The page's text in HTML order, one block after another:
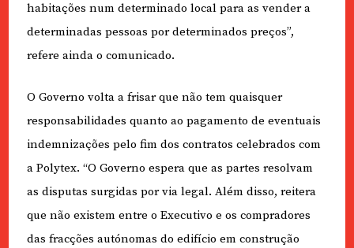
habitações num determinado local para as vender a
determinadas pessoas por determinados preços”,
refere ainda o comunicado.
O Governo volta a frisar que não tem quaisquer
responsabilidades quanto ao pagamento de eventuais
indemnizações pelo fim dos contratos celebrados com
a Polytex. “O Governo espera que as partes resolvam
as disputas surgidas por via legal. Além disso, reitera
que não existem entre o Executivo e os compradores
das fracções autónomas do edifício em construção